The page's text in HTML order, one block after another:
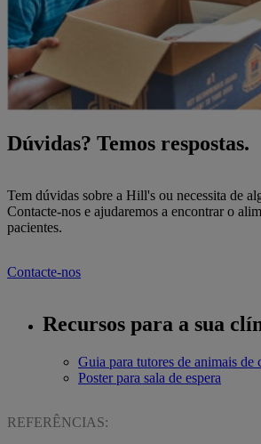
Dúvidas? Temos respostas.
Tem dúvidas sobre a Hill's ou necessita de
Contacte-nos e ajudaremos a encontrar o
pacientes.
Contacte-nos
Recursos para a sua
Guia para tutores de animais de
Poster para sala de espera
REFERÊNCIAS: